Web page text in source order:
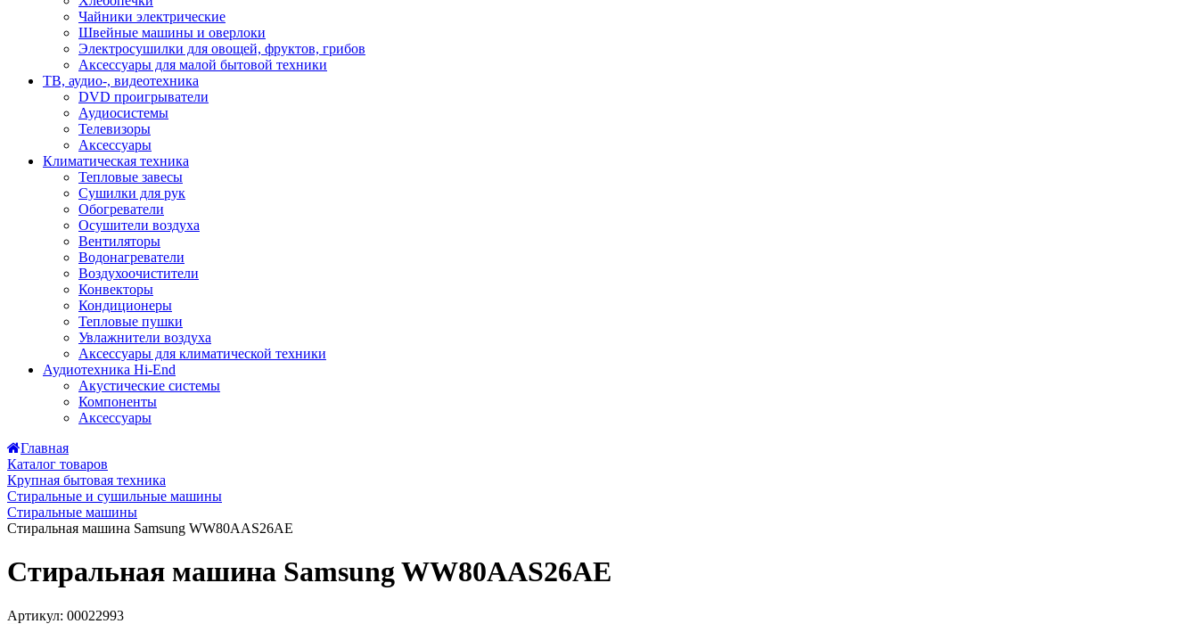
Чайники электрические
Швейные машины и оверлоки
Электросушилки для овощей, фруктов, грибов
Аксессуары для малой бытовой техники
ТВ, аудио-, видеотехника
DVD проигрыватели
Аудиосистемы
Телевизоры
Аксессуары
Климатическая техника
Тепловые завесы
Сушилки для рук
Обогреватели
Осушители воздуха
Вентиляторы
Водонагреватели
Воздухоочистители
Конвекторы
Кондиционеры
Тепловые пушки
Увлажнители воздуха
Аксессуары для климатической техники
Аудиотехника Hi-End
Акустические системы
Компоненты
Аксессуары
Главная
Каталог товаров
Крупная бытовая техника
Стиральные и сушильные машины
Стиральные машины
Стиральная машина Samsung WW80AAS26AE
Стиральная машина Samsung WW80AAS26AE
Артикул: 00022993